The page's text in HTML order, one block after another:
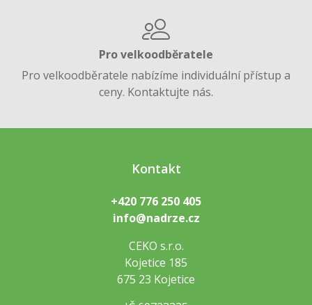
Pro velkoodběratele
Pro velkoodběratele nabízíme individuální přístup a
ceny. Kontaktujte nás.
Kontakt
+420 776 250 405
info@nadrze.cz
CEKO s.r.o.
Kojetice 185
675 23 Kojetice